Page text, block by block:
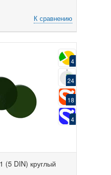
К сравнению
4
24
18
4
(5 DIN) круглый